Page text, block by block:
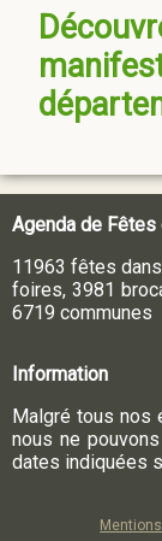
Agenda de
11963 fêtes
foires, 3981
6719 communes
Information
Malgré tous nos
nous ne
dates indiquées